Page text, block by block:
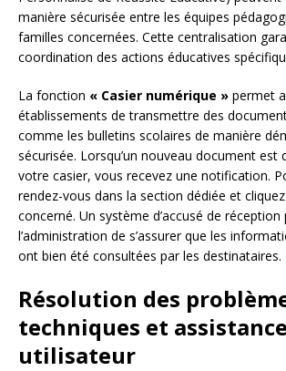
manière sécurisée entre les équipes
familles concernées. Cette centralisation
coordination des actions éducatives
La fonction « Casier numérique » permet
établissements de transmettre des
comme les bulletins scolaires de manière
sécurisée. Lorsqu’un nouveau document est
votre casier, vous recevez une notification.
rendez-vous dans la section dédiée et
concerné. Un système d’accusé de réception
l’administration de s’assurer que les
ont bien été consultées par les destinataires.
Résolution des
techniques et assistance
utilisateur